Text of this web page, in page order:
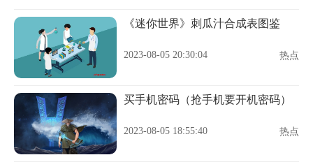
《迷你世界》刺瓜汁合成表图鉴
2023-08-05 20:30:04 热点
买手机密码（抢手机要开机密码）
2023-08-05 18:55:40 热点